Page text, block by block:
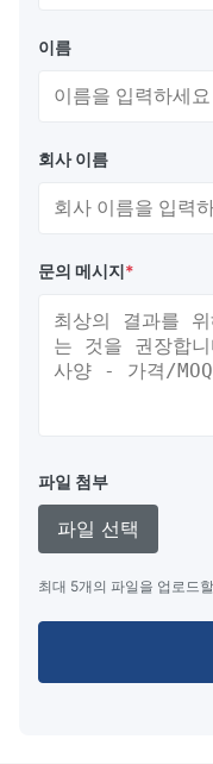
이름
회사 이름
문의 메시지*
파일 첨부
파일 선택
최대 5개의 파일을 업로드